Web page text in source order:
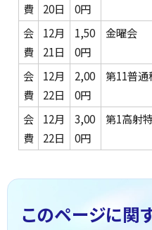
費
20日
0円
会
費
12月
21日
1,50
0円
金曜会
会
費
12月
22日
2,00
0円
第11普通
会
費
12月
22日
3,00
0円
第1高射
このページに関